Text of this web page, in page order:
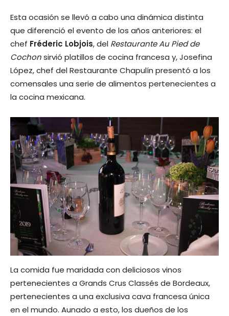
Esta ocasión se llevó a cabo una dinámica distinta
que diferenció el evento de los años anteriores: el
chef Fréderic Lobjois, del Restaurante Au Pied de
Cochonsirvió platillos de cocina francesa y, Josefina
López, chef del Restaurante Chapulín presentó a los
comensales una serie de alimentos pertenecientes a
la cocina mexicana.
La comida fue maridada con deliciosos vinos
pertenecientes a Grands Crus Classés de Bordeaux,
pertenecientes a una exclusiva cava francesa única
en el mundo. Aunado a esto, los dueños de los